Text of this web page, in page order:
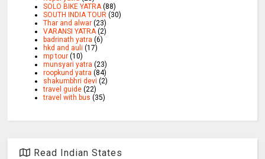
SOLO BIKE YATRA (88)
SOUTH INDIA TOUR (30)
Thar and alwar (23)
VARANSI YATRA (2)
badrinath yatra (6)
hkd and auli (17)
mp tour (10)
munsyari yatra (23)
roopkund yatra (84)
shakumbhri devi (2)
travel guide (22)
travel with bus (35)
Read Indian States